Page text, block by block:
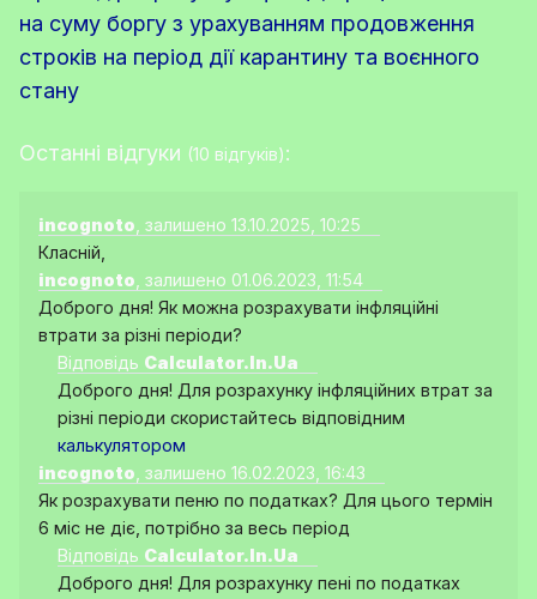
на суму боргу з урахуванням продовження
строків на період дії карантину та воєнного
стану
Останні відгуки (10 відгуків):
incognoto , залишено 13.10.2025, 10:25
Класній,
incognoto , залишено 01.06.2023, 11:54
Доброго дня! Як можна розрахувати інфляційні
втрати за різні періоди?
Відповідь Calculator.In.Ua
Доброго дня! Для розрахунку інфляційних втрат за
різні періоди скористайтесь відповідним
калькулятором
incognoto , залишено 16.02.2023, 16:43
Як розрахувати пеню по податках? Для цього термін
6 міс не діє, потрібно за весь період
Відповідь Calculator.In.Ua
Доброго дня! Для розрахунку пені по податках